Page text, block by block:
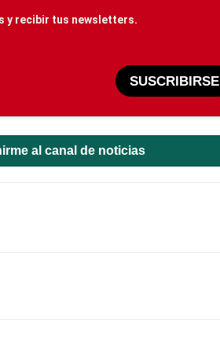
y recibir tus newsletters.
SUSCRIBIRSE
al canal de noticias